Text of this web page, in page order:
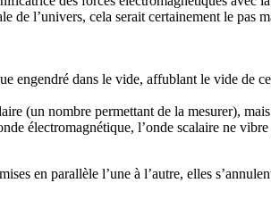
de l’univers, cela serait certainement le pas
engendré dans le vide, affublant le vide de
(un nombre permettant de la mesurer),
électromagnétique, l’onde scalaire ne vibre
en parallèle l’une à l’autre, elles